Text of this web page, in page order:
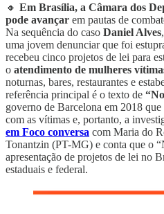
🔸 Em Brasília, a Câmara dos
pode avançar em pautas de
Na sequência do caso Daniel Alves
uma jovem denunciar que foi
recebeu cinco projetos de lei para
o atendimento de mulheres
noturnas, bares, restaurantes e
referência principal é o texto de
governo de Barcelona em 2018
com as vítimas e, portanto, a
em Foco conversa com Maria do
Tonantzin (PT-MG) e conta que o
apresentação de projetos de lei no
estaduais e federal.